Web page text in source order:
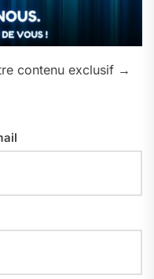
contenu exclusif →